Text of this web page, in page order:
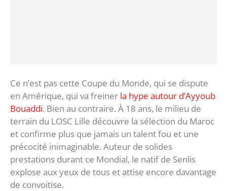
Ce n’est pas cette Coupe du Monde, qui se dispute
en Amérique, qui va freiner la hype autour d’Ayyoub
Bouaddi. Bien au contraire. À 18 ans, le milieu de
terrain du LOSC Lille découvre la sélection du Maroc
et confirme plus que jamais un talent fou et une
précocité inimaginable. Auteur de solides
prestations durant ce Mondial, le natif de Senlis
explose aux yeux de tous et attise encore davantage
de convoitise.